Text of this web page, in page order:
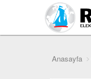
Anasayfa